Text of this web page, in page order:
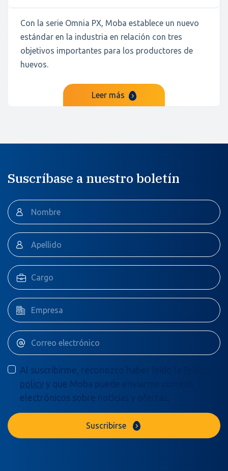
Con la serie Omnia PX, Moba establece un nuevo
estándar en la industria en relación con tres
objetivos importantes para los productores de
huevos.
Leer más
Suscríbase a nuestro boletín
Al suscribirme, reconozco haber leído la
policy y que Moba puede enviarme correos
electrónicos sobre noticias y ofertas.
Suscribirse